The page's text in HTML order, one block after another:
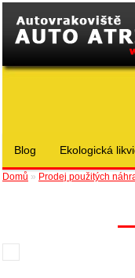
Blog Ekologická
Domů » Prodej použitých